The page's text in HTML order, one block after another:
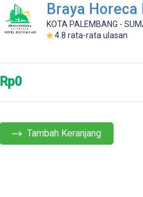
Braya Horeca
KOTA PALEMBANG -
4.8 rata-rata ulasan
Rp0
Tambah Keranjang